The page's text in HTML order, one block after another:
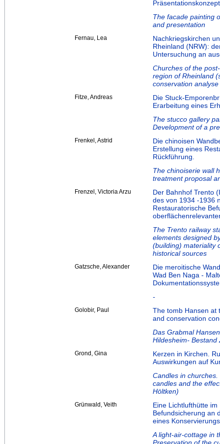
Präsentationskonzept
The facade painting
and presentation
Fernau, Lea
Nachkriegskirchen
Rheinland (NRW):
Untersuchung an
Churches of the
region of Rheinland
conservation
Fitze, Andreas
Die Stuck-
Erarbeitung eines
The stucco gallery
Development of a
Frenkel, Astrid
Die chinoisen
Erstellung eines
Rückführung.
The chinoiserie wall
treatment proposal
Frenzel, Victoria Arzu
Der Bahnhof Trento
des von 1934 -1936
Restauratorische
The Trento railway
elements designed
(building) materiality
historical sources
Gatzsche, Alexander
Die meroitische
Wad Ben Naga -
-
Golobir, Paul
The tomb Hansen at
and conservation
Das Grabmal
Hildesheim-
Grond, Gina
Kerzen in Kirchen.
Auswirkungen auf
Candles in
candles and the
Höltken)
Grünwald, Veith
Eine Lichtlufthütte
Befundsicherung an
eines
A light-air-cottage in